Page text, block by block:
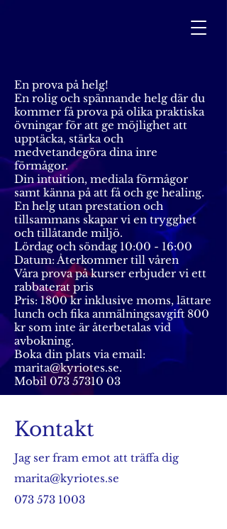
En prova på helg!
En rolig och spännande helg där du
kommer få prova på olika praktiska
övningar för att ge möjlighet att
upptäcka, stärka och
medvetandegöra dina inre
förmågor.
Din intuition, mediala förmågor
samt känna på att få och ge healing.
En helg utan prestation och
tillsammans skapar vi en trygghet
och tillåtande miljö.
Lördag och söndag 10:00 - 16:00
Datum: Återkommer till våren
Våra prova på kurser erbjuder vi ett
rabbaterat pris
Pris: 1800 kr inklusive moms, lättare
lunch och fika anmälningsavgift 800
kr som inte är återbetalas vid
avbokning.
Boka din plats via email:
marita@kyriotes.se.
Mobil 073 57310 03
Kontakt
Jag ser fram emot att träffa dig
marita@kyriotes.se
073 573 1003